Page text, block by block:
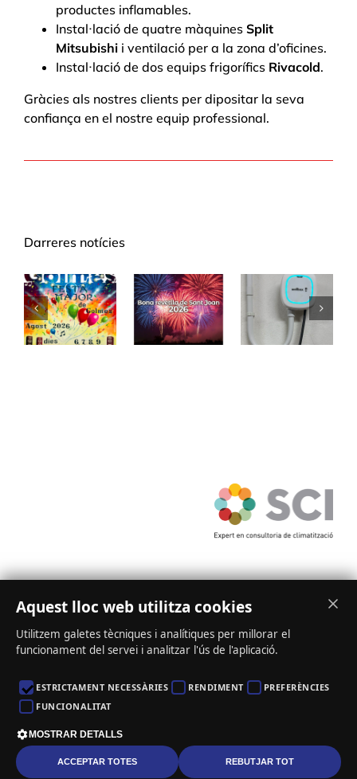
productes inflamables.
Instal·lació de quatre màquines Split
Mitsubishi i ventilació per a la zona d’oficines.
Instal·lació de dos equips frigorífics Rivacold.
Gràcies als nostres clients per dipositar la seva
confiança en el nostre equip professional.
Darreres notícies
Festa
Major de
Golmés
sistema
de
deshumidificació
campions
del món
Ctra N-II – Km. 486,2, nº 6 – 25241 Golmés | Mollerussa (Lleida) | Tel.
973 60 10 32 | fridecal@fridecal.es
©2026|Avís legal
InstagramFacebookLinkedIn
Aquest lloc web utilitza cookies
Utilitzem galetes tècniques i analítiques per millorar el
funcionament del servei i analitzar l'ús de l'aplicació.
ESTRICTAMENT NECESSÀRIES RENDIMENT
PREFERÈNCIES
FUNCIONALITAT
MOSTRAR DETALLS
ACCEPTAR TOTES REBUTJAR TOT